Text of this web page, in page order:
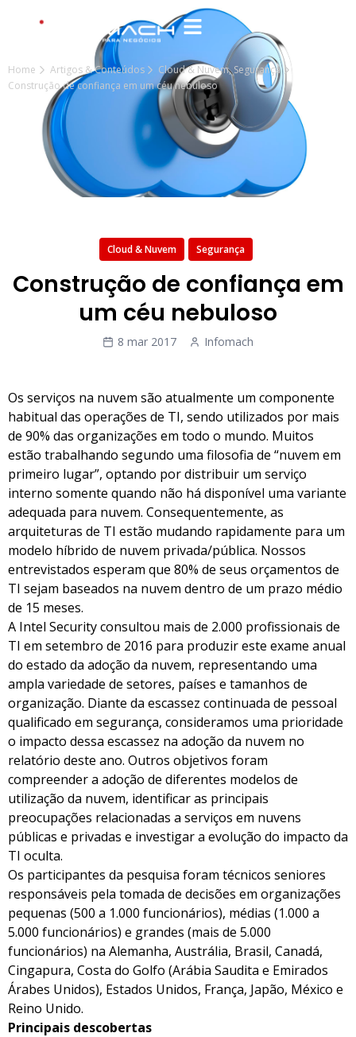
Home Artigos & Conteúdos Cloud & Nuvem,Segurança
Construção de confiança em um céu nebuloso
Cloud & Nuvem Segurança
Construção de confiança em
um céu nebuloso
8 mar 2017 Infomach
Os serviços na nuvem são atualmente um componente
habitual das operações de TI, sendo utilizados por mais
de 90% das organizações em todo o mundo. Muitos
estão trabalhando segundo uma filosofia de “nuvem em
primeiro lugar”, optando por distribuir um serviço
interno somente quando não há disponível uma variante
adequada para nuvem. Consequentemente, as
arquiteturas de TI estão mudando rapidamente para um
modelo híbrido de nuvem privada/pública. Nossos
entrevistados esperam que 80% de seus orçamentos de
TI sejam baseados na nuvem dentro de um prazo médio
de 15 meses.
A Intel Security consultou mais de 2.000 profissionais de
TI em setembro de 2016 para produzir este exame anual
do estado da adoção da nuvem, representando uma
ampla variedade de setores, países e tamanhos de
organização. Diante da escassez continuada de pessoal
qualificado em segurança, consideramos uma prioridade
o impacto dessa escassez na adoção da nuvem no
relatório deste ano. Outros objetivos foram
compreender a adoção de diferentes modelos de
utilização da nuvem, identificar as principais
preocupações relacionadas a serviços em nuvens
públicas e privadas e investigar a evolução do impacto da
TI oculta.
Os participantes da pesquisa foram técnicos seniores
responsáveis pela tomada de decisões em organizações
pequenas (500 a 1.000 funcionários), médias (1.000 a
5.000 funcionários) e grandes (mais de 5.000
funcionários) na Alemanha, Austrália, Brasil, Canadá,
Cingapura, Costa do Golfo (Arábia Saudita e Emirados
Árabes Unidos), Estados Unidos, França, Japão, México e
Reino Unido.
Principais descobertas